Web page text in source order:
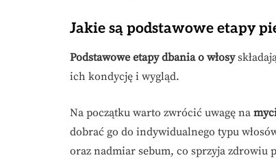
Jakie są podstawowe etapy
Podstawowe etapy dbania o włosy
ich kondycję i wygląd.
Na początku warto zwrócić uwagę na
dobrać go do indywidualnego typu
oraz nadmiar sebum, co sprzyja zdrowiu